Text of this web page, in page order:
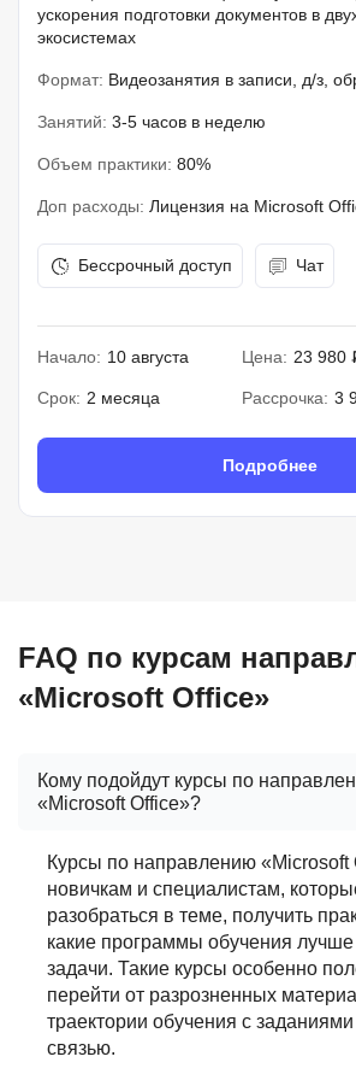
ускорения подготовки документов в
экосистемах
Формат: Видеозанятия в записи, д/з,
Занятий: 3-5 часов в неделю
Объем практики: 80%
Доп расходы: Лицензия на Microsoft
Бессрочный доступ Чат
Начало: 10 августа Цена: 23 980
Срок: 2 месяца Рассрочка: 3
Подробнее
FAQ по курсам
«Microsoft Office»
Кому подойдут курсы по
«Microsoft Office»?
Курсы по направлению «Microsoft
новичкам и специалистам,
разобраться в теме, получить
какие программы обучения
задачи. Такие курсы особенно
перейти от разрозненных
траектории обучения с
связью.